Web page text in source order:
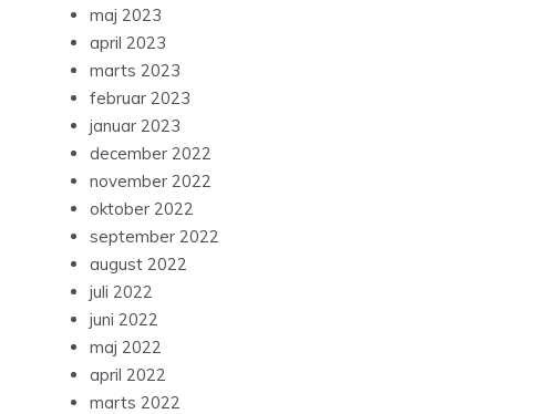
maj 2023
april 2023
marts 2023
februar 2023
januar 2023
december 2022
november 2022
oktober 2022
september 2022
august 2022
juli 2022
juni 2022
maj 2022
april 2022
marts 2022